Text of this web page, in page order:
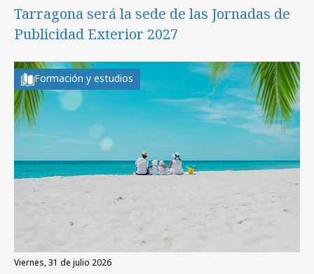
Tarragona será la sede de las Jornadas de
Publicidad Exterior 2027
Formación y estudios
viernes, 31 de julio 2026